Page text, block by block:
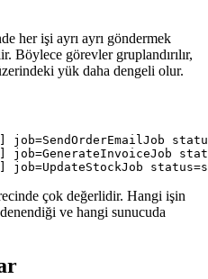
her işi ayrı ayrı göndermek
Böylece görevler gruplandırılır,
yük daha dengeli olur.
job=GenerateInvoiceJob
job=UpdateStockJob
çok değerlidir. Hangi işin
ve hangi sunucuda